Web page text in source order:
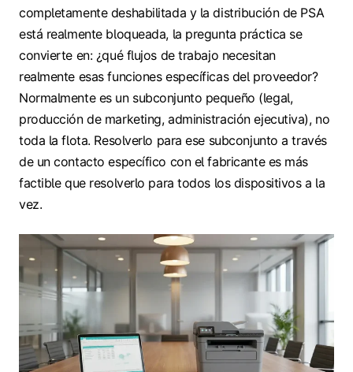
completamente deshabilitada y la distribución de PSA
está realmente bloqueada, la pregunta práctica se
convierte en: ¿qué flujos de trabajo necesitan
realmente esas funciones específicas del proveedor?
Normalmente es un subconjunto pequeño (legal,
producción de marketing, administración ejecutiva), no
toda la flota. Resolverlo para ese subconjunto a través
de un contacto específico con el fabricante es más
factible que resolverlo para todos los dispositivos a la
vez.